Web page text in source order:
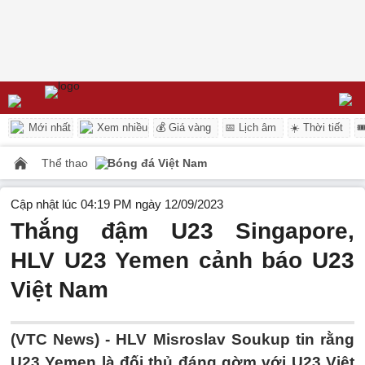
Mới nhất Xem nhiều 💰 Giá vàng 📅 Lịch âm ☀️ Thời tiết
Thể thao Bóng đá Việt Nam
Cập nhật lúc 04:19 PM ngày 12/09/2023
Thắng đậm U23 Singapore,
HLV U23 Yemen cảnh báo U23
Việt Nam
(VTC News) - HLV Misroslav Soukup tin rằng